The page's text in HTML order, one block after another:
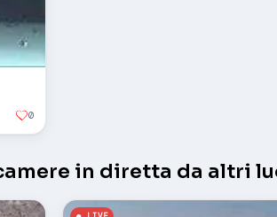
0
in diretta da altri